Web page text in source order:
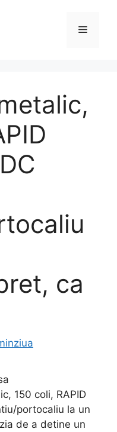
Menu
ca
150 coli, RAPID
portocaliu la un
de a detine un